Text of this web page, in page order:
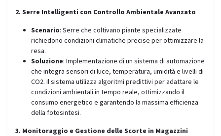
2. Serre Intelligenti con Controllo Ambientale Avanzato
Scenario: Serre che coltivano piante specializzate
richiedono condizioni climatiche precise per ottimizzare la
resa.
Soluzione: Implementazione di un sistema di automazione
che integra sensori di luce, temperatura, umidità e livelli di
CO2. Il sistema utilizza algoritmi predittivi per adattare le
condizioni ambientali in tempo reale, ottimizzando il
consumo energetico e garantendo la massima efficienza
della fotosintesi.
3. Monitoraggio e Gestione delle Scorte in Magazzini